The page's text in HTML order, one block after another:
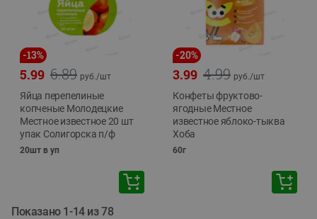
-13%
6.89
5.99 руб./шт
Яйца перепелиные
копченые Молодецкие
Местное известное 20 шт
упак Солигорска п/ф
20шт в уп
-20%
4.99
3.99 руб./шт
Конфеты фруктово-
ягодные Местное
известное яблоко-тыква
Хоба
60г
Показано 1-14 из 78